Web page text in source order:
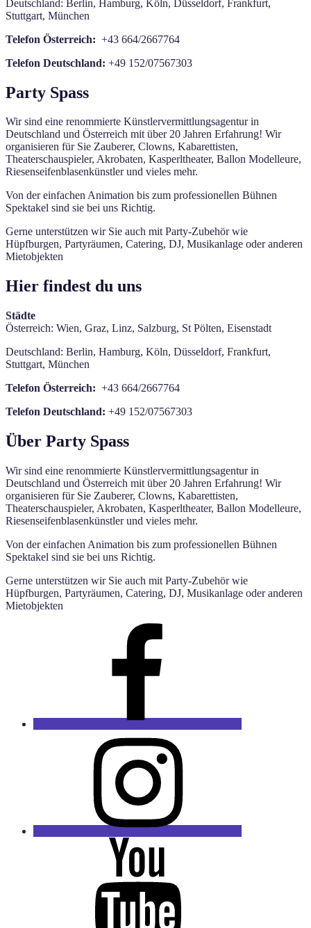
Deutschland: Berlin, Hamburg, Köln, Düsseldorf, Frankfurt,
Stuttgart, München
Telefon Österreich: +43 664/2667764
Telefon Deutschland: +49 152/07567303
Party Spass
Wir sind eine renommierte Künstlervermittlungsagentur in
Deutschland und Österreich mit über 20 Jahren Erfahrung! Wir
organisieren für Sie Zauberer, Clowns, Kabarettisten,
Theaterschauspieler, Akrobaten, Kasperltheater, Ballon Modelleure,
Riesenseifenblasenkünstler und vieles mehr.
Von der einfachen Animation bis zum professionellen Bühnen
Spektakel sind sie bei uns Richtig.
Gerne unterstützen wir Sie auch mit Party-Zubehör wie
Hüpfburgen, Partyräumen, Catering, DJ, Musikanlage oder anderen
Mietobjekten
Hier findest du uns
Städte
Österreich: Wien, Graz, Linz, Salzburg, St Pölten, Eisenstadt
Deutschland: Berlin, Hamburg, Köln, Düsseldorf, Frankfurt,
Stuttgart, München
Telefon Österreich: +43 664/2667764
Telefon Deutschland: +49 152/07567303
Über Party Spass
Wir sind eine renommierte Künstlervermittlungsagentur in
Deutschland und Österreich mit über 20 Jahren Erfahrung! Wir
organisieren für Sie Zauberer, Clowns, Kabarettisten,
Theaterschauspieler, Akrobaten, Kasperltheater, Ballon Modelleure,
Riesenseifenblasenkünstler und vieles mehr.
Von der einfachen Animation bis zum professionellen Bühnen
Spektakel sind sie bei uns Richtig.
Gerne unterstützen wir Sie auch mit Party-Zubehör wie
Hüpfburgen, Partyräumen, Catering, DJ, Musikanlage oder anderen
Mietobjekten